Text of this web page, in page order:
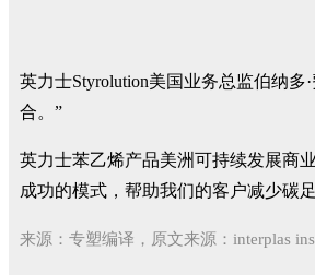
英力士Styrolution美国业务总监伯纳
合。”
英力士苯乙烯产品美洲可持续发展商
成功的模式，帮助我们的客户减少碳
来源： 专塑编译，原文来源：interplas